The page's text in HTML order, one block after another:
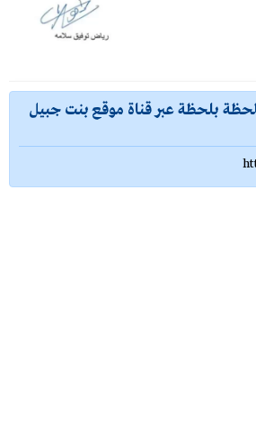
لحظة بلحظة عبر قناة موقع بنت جبيل